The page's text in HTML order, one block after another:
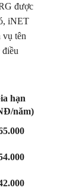
được
iNET
vụ tên
hạn
năm)